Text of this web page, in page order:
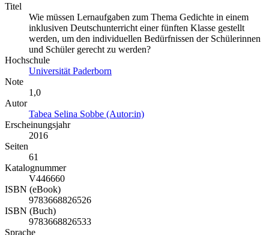
Titel
Wie müssen Lernaufgaben zum Thema Gedichte in einem
inklusiven Deutschunterricht einer fünften Klasse gestellt
werden, um den individuellen Bedürfnissen der Schülerinnen
und Schüler gerecht zu werden?
Hochschule
Universität Paderborn
Note
1,0
Autor
Tabea Selina Sobbe (Autor:in)
Erscheinungsjahr
2016
Seiten
61
Katalognummer
V446660
ISBN (eBook)
9783668826526
ISBN (Buch)
9783668826533
Sprache